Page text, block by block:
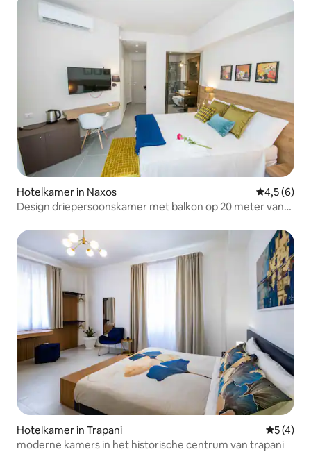
Hotelkamer in Naxos
4,5 (6)
Design driepersoonskamer met balkon op 20 meter van
Hotelkamer in Trapani
5 (4)
moderne kamers in het historische centrum van trapani